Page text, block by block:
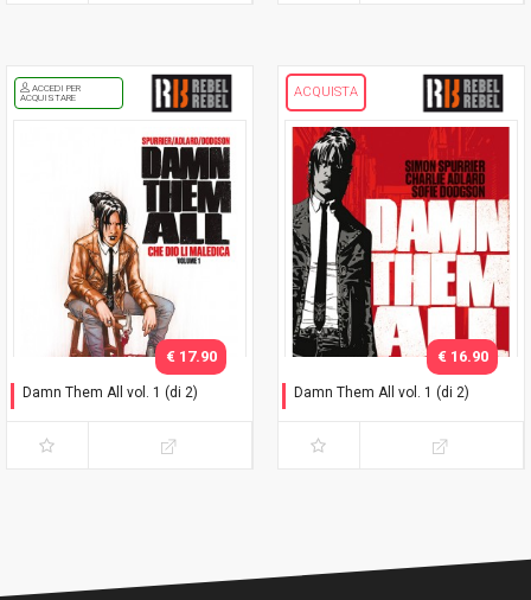
ACCEDI PER
ACQUISTARE
Damn Them All vol. 1 (di 2)
€ 17.90
ACQUISTA
Damn Them All vol. 1 (di 2)
€ 16.90